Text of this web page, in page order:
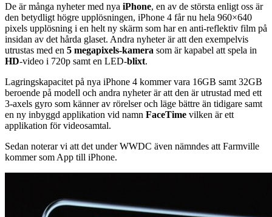
De är många nyheter med nya iPhone, en av de största enligt oss är
den betydligt högre upplösningen, iPhone 4 får nu hela 960×640
pixels upplösning i en helt ny skärm som har en anti-reflektiv film på
insidan av det hårda glaset. Andra nyheter är att den exempelvis
utrustas med en 5 megapixels-kamera som är kapabel att spela in
HD-video i 720p samt en LED-blixt.
Lagringskapacitet på nya iPhone 4 kommer vara 16GB samt 32GB
beroende på modell och andra nyheter är att den är utrustad med ett
3-axels gyro som känner av rörelser och läge bättre än tidigare samt
en ny inbyggd applikation vid namn FaceTime vilken är ett
applikation för videosamtal.
Sedan noterar vi att det under WWDC även nämndes att Farmville
kommer som App till iPhone.